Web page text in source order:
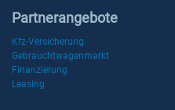
Partnerangebote
Kfz-Versicherung
Gebrauchtwagenmarkt
Finanzierung
Leasing